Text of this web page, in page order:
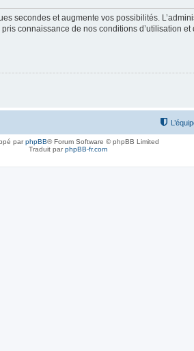
secondes et augmente vos possibilités.
connaissance de nos conditions d’utilisation
parphpBB® Forum Software © phpBB Limited
Traduit parphpBB-fr.com